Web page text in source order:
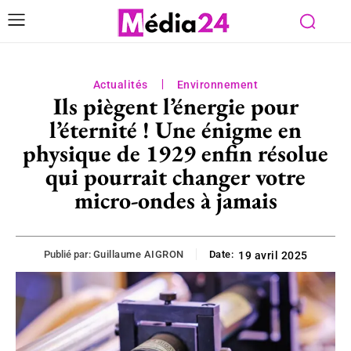
Actualités Environnement
Ils piègent l’énergie pour
l’éternité ! Une énigme en
physique de 1929 enfin résolue
qui pourrait changer votre
micro-ondes à jamais
Publié par: Guillaume AIGRON Date: 19 avril 2025